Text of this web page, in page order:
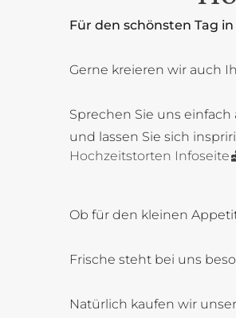
Für den schönsten Tag
Gerne kreieren wir auch
Sprechen Sie uns
und lassen Sie sich
Hochzeitstorten Infoseite
Ob für den kleinen
Frische steht bei uns
Natürlich kaufen wir